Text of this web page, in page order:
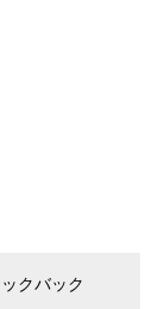
クバック